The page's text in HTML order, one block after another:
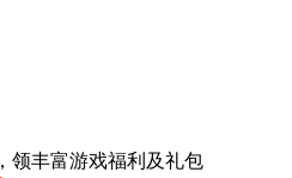
，领丰富游戏福利 及礼包